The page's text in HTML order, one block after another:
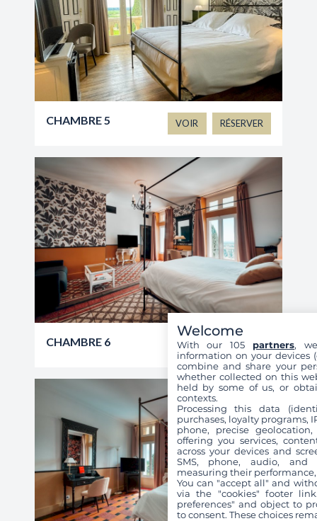
CHAMBRE 5 VOIR RÉSERVER
CHAMBRE 6 VOIR RÉSERVER
Welcome
With our 105 partners,
information on your devices
combine and share your
whether collected on this
held by some of us, or
contexts.
Processing this data
purchases, loyalty programs,
phone, precise
offering you services,
across your devices and
SMS, phone, audio, and
measuring their
You can "accept all" and
via the "cookies" footer link
preferences" and object to
to consent. These choices